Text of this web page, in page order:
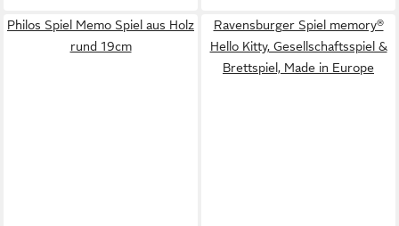
Philos Spiel Memo Spiel aus Holz
rund 19cm
Ravensburger Spiel memory®
Hello Kitty, Gesellschaftsspiel &
Brettspiel, Made in Europe